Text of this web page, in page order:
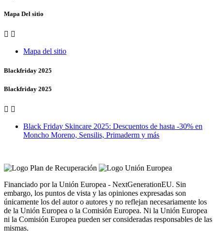
Mapa Del sitio
 
Mapa del sitio
Blackfriday 2025
Blackfriday 2025
 
Black Friday Skincare 2025: Descuentos de hasta -30% en
Moncho Moreno, Sensilis, Primaderm y más
Financiado por la Unión Europea - NextGenerationEU. Sin
embargo, los puntos de vista y las opiniones expresadas son
únicamente los del autor o autores y no reflejan necesariamente los
de la Unión Europea o la Comisión Europea. Ni la Unión Europea
ni la Comisión Europea pueden ser consideradas responsables de las
mismas.